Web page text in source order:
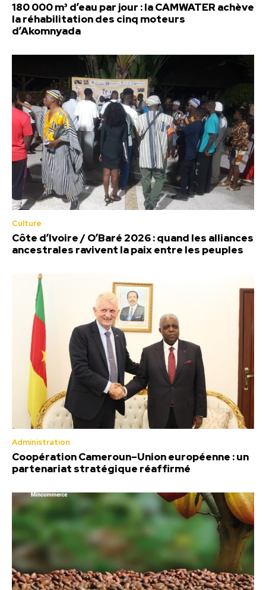
180 000 m³ d’eau par jour : la CAMWATER achève
la réhabilitation des cinq moteurs
d’Akomnyada
Culture
Côte d’Ivoire / O’Baré 2026 : quand les alliances
ancestrales ravivent la paix entre les peuples
Administration
Coopération Cameroun–Union européenne : un
partenariat stratégique réaffirmé